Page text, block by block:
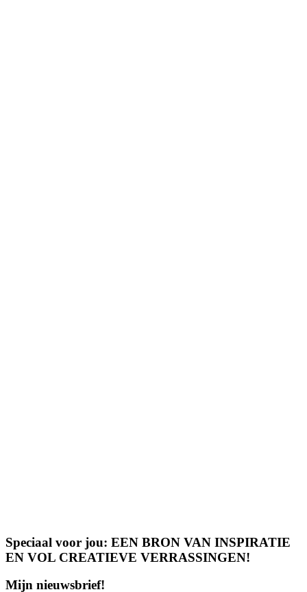
Speciaal voor jou: EEN BRON VAN INSPIRATIE
EN VOL CREATIEVE VERRASSINGEN!
Mijn nieuwsbrief!